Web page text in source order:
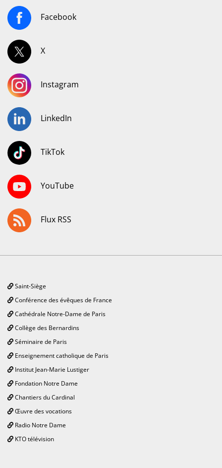
Facebook
X
Instagram
LinkedIn
TikTok
YouTube
Flux RSS
Saint-Siège
Conférence des évêques de France
Cathédrale Notre-Dame de Paris
Collège des Bernardins
Séminaire de Paris
Enseignement catholique de Paris
Institut Jean-Marie Lustiger
Fondation Notre Dame
Chantiers du Cardinal
Œuvre des vocations
Radio Notre Dame
KTO télévision